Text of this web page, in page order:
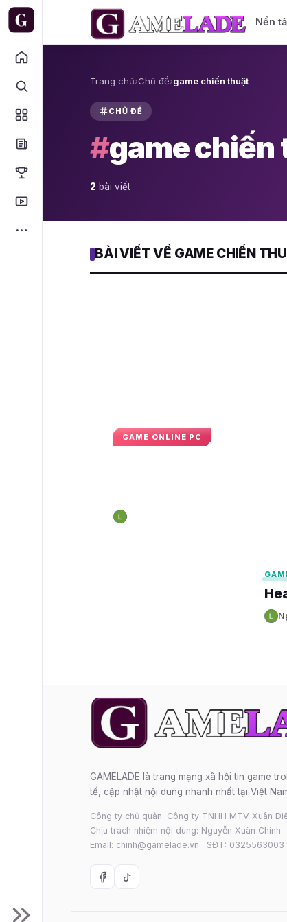
Nền
Trang chủ›Chủ đề›game chiến thuật
CHỦ ĐỀ
#game chiến
2 bài viết
BÀI VIẾT VỀ GAME CHIẾN
GAME ONLINE PC
N
N
GAMELADE là trang mạng xã hội tin game
tế, cập nhật nội dung nhanh nhất tại Việt
Công ty chủ quản: Công ty TNHH MTV Xuân
Chịu trách nhiệm nội dung: Nguyễn Xuân Chính
Email: chinh@gamelade.vn · SĐT: 0325563003